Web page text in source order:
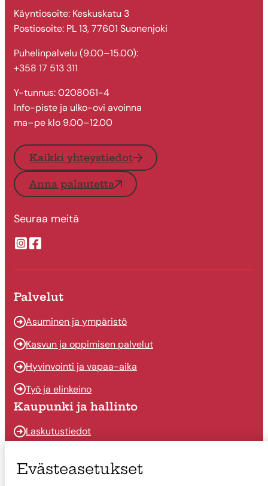
Käyntiosoite: Keskuskatu 3
Postiosoite: PL 13, 77601 Suonenjoki
Puhelinpalvelu (9.00–15.00):
+358 17 513 311
Y-tunnus: 0208061-4
Info-piste ja ulko-ovi avoinna
ma–pe klo 9.00–12.00
Kaikki yhteystiedot
Anna palautetta
Seuraa meitä
Suonenjoen kaupungin Instragram
Suonenjoen kaupungin Facebook
Palvelut
Asuminen ja ympäristö
Kasvun ja oppimisen palvelut
Hyvinvointi ja vapaa-aika
Työ ja elinkeino
Kaupunki ja hallinto
Laskutustiedot
Päätöksenteko
Evästeasetukset